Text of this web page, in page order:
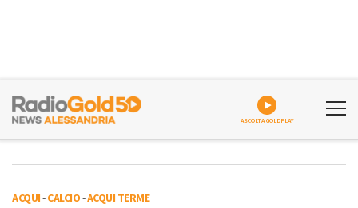
ASCOLTA GOLDPLAY
ACQUI-CALCIO-ACQUI TERME